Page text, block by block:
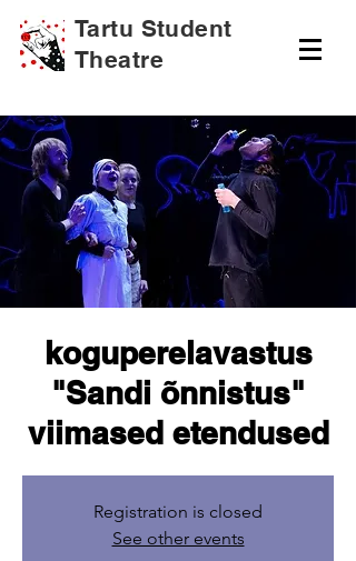
Tartu Student
Theatre
koguperelavastus
"Sandi õnnistus"
viimased etendused
Registration is closed
See other events